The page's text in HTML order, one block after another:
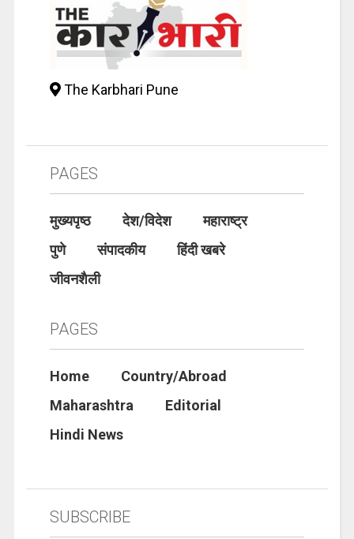
The Karbhari Pune
PAGES
मुख्यपृष्ठ देश/विदेश
महाराष्ट्र
पुणे
संपादकीय
हिंदी खबरे
जीवनशैली
PAGES
Home
Country/Abroad
Maharashtra
Editorial
Hindi News
SUBSCRIBE